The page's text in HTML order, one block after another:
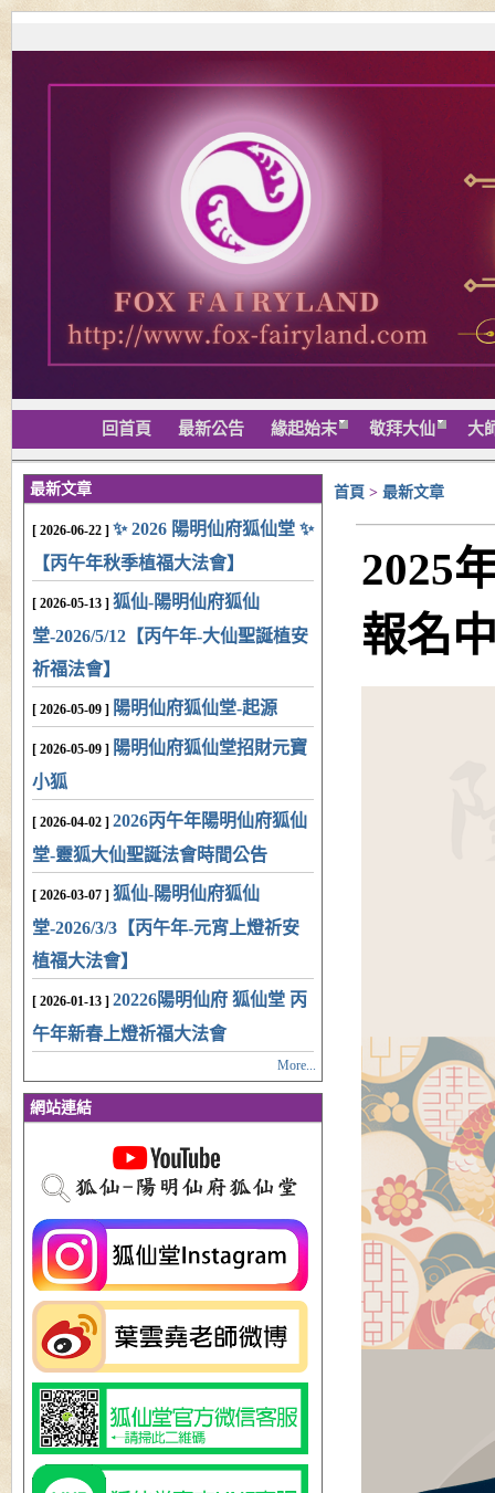
回首頁 最新公告 緣起始末 敬拜大仙 大
最新文章
[ 2026-06-22 ] ✨ 2026 陽明仙府狐仙堂 ✨
【丙午年秋季植福大法會】
[ 2026-05-13 ] 狐仙-陽明仙府狐仙
堂-2026/5/12【丙午年-大仙聖誕植安
祈福法會】
[ 2026-05-09 ] 陽明仙府狐仙堂-起源
[ 2026-05-09 ] 陽明仙府狐仙堂招財元寶
小狐
[ 2026-04-02 ] 2026丙午年陽明仙府狐仙
堂-靈狐大仙聖誕法會時間公告
[ 2026-03-07 ] 狐仙-陽明仙府狐仙
堂-2026/3/3【丙午年-元宵上燈祈安
植福大法會】
[ 2026-01-13 ] 20226陽明仙府 狐仙堂 丙
午年新春上燈祈福大法會
More...
網站連結
首頁 > 最新文章
2025
報名